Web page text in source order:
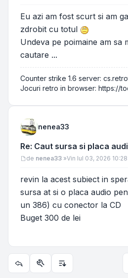
Eu azi am fost scurt si am
zdrobit cu totul
Undeva pe poimaine am sa
cautare ...
Counter strike 1.6 server:
Jocuri retro in browser: https://
nenea33
Re: Caut sursa si placa
Mesaj
de nenea33 »Vin Iul 03, 2026
revin la acest subiect in
sursa at si o placa audio
un 386) cu conector la CD
Buget 300 de lei
Utilitare subiectOpțiuni de sortare și